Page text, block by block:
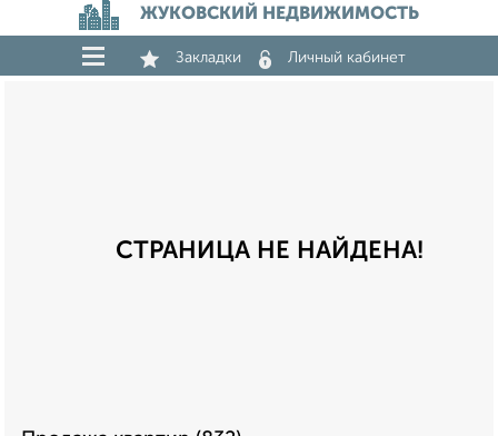
ЖУКОВСКИЙ НЕДВИЖИМОСТЬ
Закладки Личный кабинет
СТРАНИЦА НЕ НАЙДЕНА!